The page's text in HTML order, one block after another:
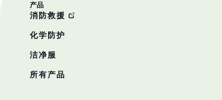
产品
消防救援
化学防护
洁净服
所有产品